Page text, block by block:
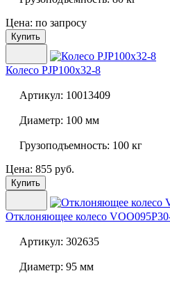
Цена: по запросу
Купить
Колесо PJP100x32-8
Артикул: 10013409
Диаметр: 100 мм
Грузоподъемность: 100 кг
Цена: 855 руб.
Купить
Отклоняющее колесо
Артикул: 302635
Диаметр: 95 мм